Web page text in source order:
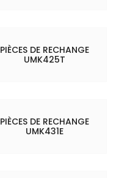
PIÈCES DE RECHANGE
UMK425T
PIÈCES DE RECHANGE
UMK431E